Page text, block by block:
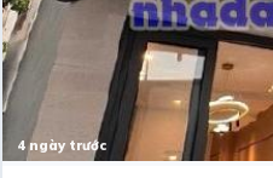
4 ngày trước